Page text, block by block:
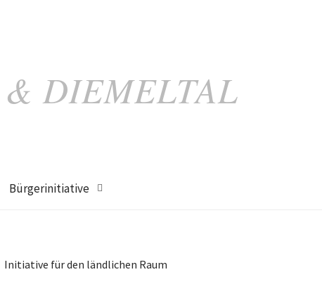
& DIEMELTAL
Bürgerinitiative
Initiative für den ländlichen Raum